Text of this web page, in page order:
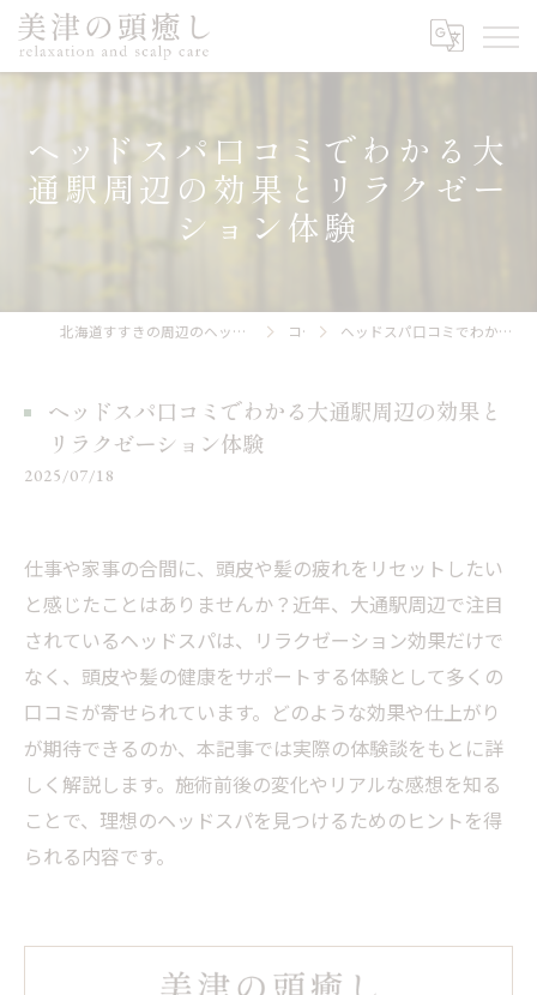
ヘッドスパ口コミでわかる大
通駅周辺の効果とリラクゼー
ション体験
北海道すすきの周辺のヘッドスパなら美津の頭癒し relaxation and scalp care コラム ヘッドスパ口コミでわかる大通駅周辺の効果とリラクゼーション体験
ヘッドスパ口コミでわかる大通駅周辺の効果と
リラクゼーション体験
2025/07/18
仕事や家事の合間に、頭皮や髪の疲れをリセットしたい
と感じたことはありませんか？近年、大通駅周辺で注目
されているヘッドスパは、リラクゼーション効果だけで
なく、頭皮や髪の健康をサポートする体験として多くの
口コミが寄せられています。どのような効果や仕上がり
が期待できるのか、本記事では実際の体験談をもとに詳
しく解説します。施術前後の変化やリアルな感想を知る
ことで、理想のヘッドスパを見つけるためのヒントを得
られる内容です。